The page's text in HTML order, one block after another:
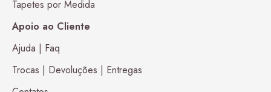
Tapetes por Medida
Apoio ao Cliente
Ajuda | Faq
Trocas | Devoluções | Entregas